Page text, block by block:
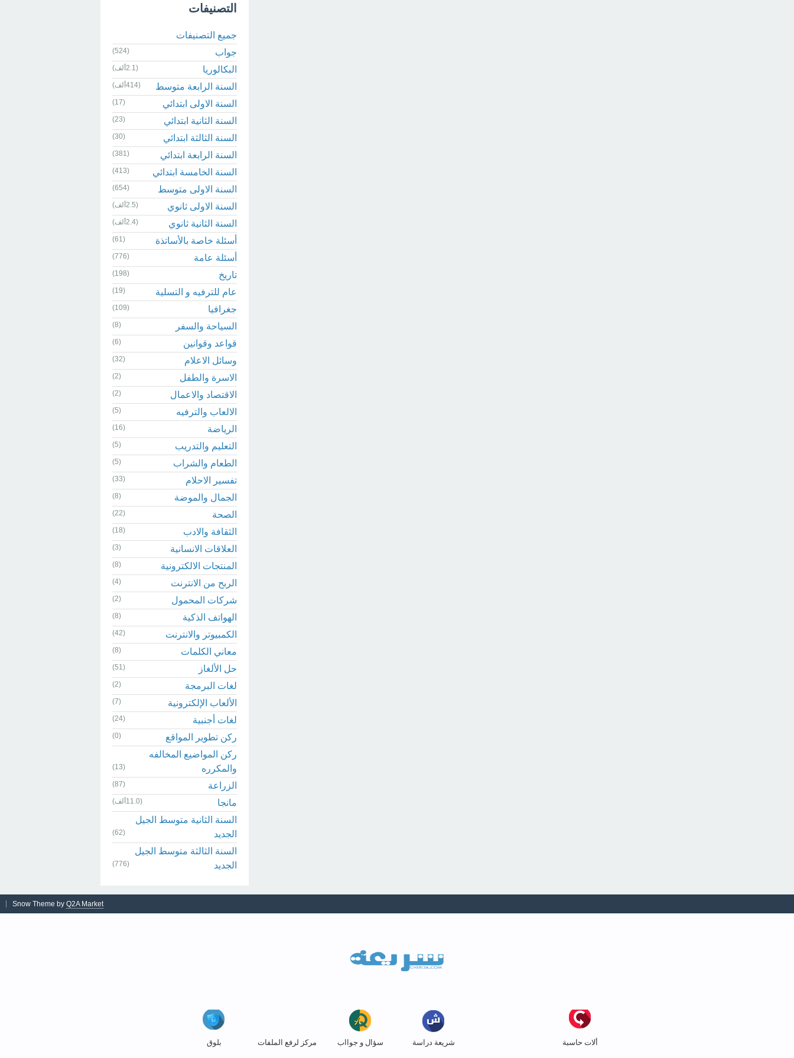
التصنيفات
جميع التصنيفات
جواب
(524)
البكالوريا (2.1ألف)
السنة الرابعة متوسط (414ألف)
السنة الاولى ابتدائي (17)
السنة الثانية ابتدائي (23)
السنة الثالثة ابتدائي (30)
السنة الرابعة ابتدائي (381)
السنة الخامسة ابتدائي (413)
السنة الاولى متوسط (654)
السنة الاولى ثانوي (2.5ألف)
السنة الثانية ثانوي (2.4ألف)
أسئلة خاصة بالأساتذة (61)
أسئلة عامة (776)
تاريخ (198)
عام للترفيه و التسلية (19)
جغرافيا (109)
السياحة والسفر (8)
قواعد وقوانين (6)
وسائل الاعلام (32)
الاسرة والطفل (2)
الاقتصاد والاعمال (2)
الالعاب والترفيه (5)
الرياضة (16)
التعليم والتدريب (5)
الطعام والشراب (5)
تفسير الاحلام (33)
الجمال والموضة (8)
الصحة (22)
الثقافة والادب (18)
العلاقات الانسانية (3)
المنتجات الالكترونية (8)
الربح من الانترنت (4)
شركات المحمول (2)
الهواتف الذكية (8)
الكمبيوتر والانترنت (42)
معاني الكلمات (8)
حل الألغاز (51)
لغات البرمجة (2)
الألعاب الإلكترونية (7)
لغات أجنبية (24)
ركن تطوير المواقع (0)
ركن المواضيع المخالفه
والمكرره
(13)
الزراعة (87)
مانجا (11.0ألف)
السنة الثانية متوسط الجيل
الجديد
(62)
السنة الثالثة متوسط الجيل
الجديد
(776)
Snow Theme by Q2A Market